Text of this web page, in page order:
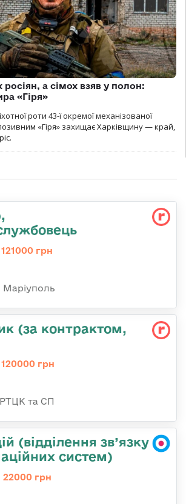
а сімох взяв у полон:
«Гіря»
роти 43-ї окремої механізованої
«Гіря» захищає Харківщину — край,
грн
Маріуполь
(за контрактом,
грн
та СП
(відділення зв’язку
систем)
22000 грн